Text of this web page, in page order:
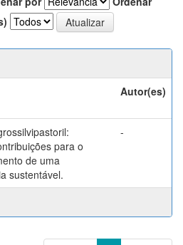
Autor(es)
para o
de uma
sustentável.
-